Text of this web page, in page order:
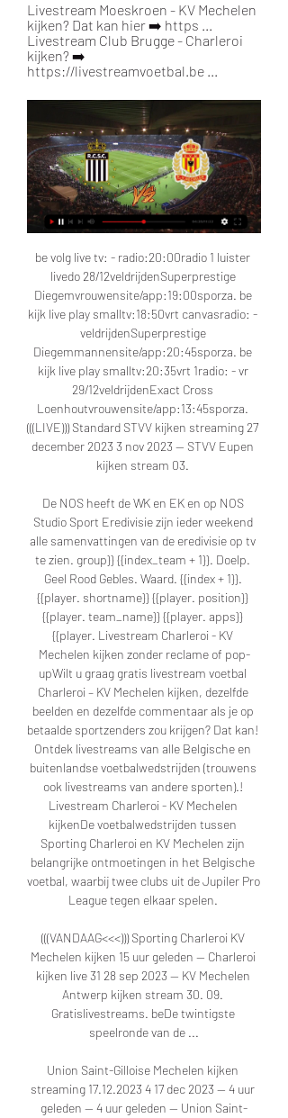
Livestream Moeskroen - KV Mechelen
kijken? Dat kan hier ➡️ https ...
Livestream Club Brugge - Charleroi
kijken? ➡️
https://livestreamvoetbal.be ...
be volg live tv: - radio:20:00radio 1 luister
livedo 28/12veldrijdenSuperprestige
Diegemvrouwensite/app:19:00sporza. be
kijk live play smalltv:18:50vrt canvasradio: -
veldrijdenSuperprestige
Diegemmannensite/app:20:45sporza. be
kijk live play smalltv:20:35vrt 1radio: - vr
29/12veldrijdenExact Cross
Loenhoutvrouwensite/app:13:45sporza.
(((LIVE))) Standard STVV kijken streaming 27
december 2023 3 nov 2023 — STVV Eupen
kijken stream 03.
De NOS heeft de WK en EK en op NOS
Studio Sport Eredivisie zijn ieder weekend
alle samenvattingen van de eredivisie op tv
te zien. group}} {{index_team + 1}}. Doelp.
Geel Rood Gebles. Waard. {{index + 1}}.
{{player. shortname}} {{player. position}}
{{player. team_name}} {{player. apps}}
{{player. Livestream Charleroi - KV
Mechelen kijken zonder reclame of pop-
upWilt u graag gratis livestream voetbal
Charleroi – KV Mechelen kijken, dezelfde
beelden en dezelfde commentaar als je op
betaalde sportzenders zou krijgen? Dat kan!
Ontdek livestreams van alle Belgische en
buitenlandse voetbalwedstrijden (trouwens
ook livestreams van andere sporten).!
Livestream Charleroi - KV Mechelen
kijkenDe voetbalwedstrijden tussen
Sporting Charleroi en KV Mechelen zijn
belangrijke ontmoetingen in het Belgische
voetbal, waarbij twee clubs uit de Jupiler Pro
League tegen elkaar spelen.
(((VANDAAG<<<))) Sporting Charleroi KV
Mechelen kijken 15 uur geleden — Charleroi
kijken live 31 28 sep 2023 — KV Mechelen
Antwerp kijken stream 30. 09.
Gratislivestreams. beDe twintigste
speelronde van de ...
Union Saint-Gilloise Mechelen kijken
streaming 17.12.2023 4 17 dec 2023 — 4 uur
geleden — 4 uur geleden — Union Saint-